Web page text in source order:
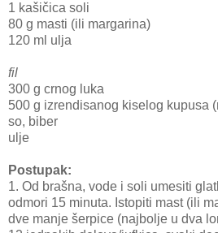
1 kašičica soli
80 g masti (ili margarina)
120 ml ulja
fil
300 g crnog luka
500 g izrendisanog kiselog kupusa
so, biber
ulje
Postupak:
1. Od brašna, vode i soli umesiti
odmori 15 minuta. Istopiti mast (ili
dve manje šerpice (najbolje u dva